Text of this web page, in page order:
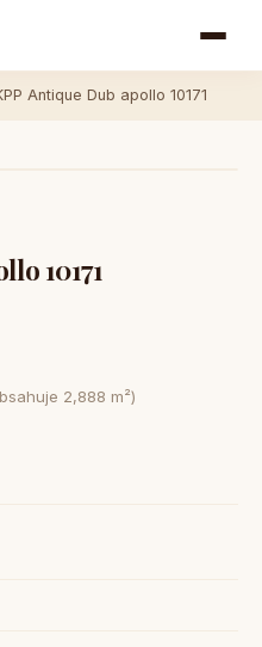
Antique Dub apollo 10171
10171
2,888 m²)